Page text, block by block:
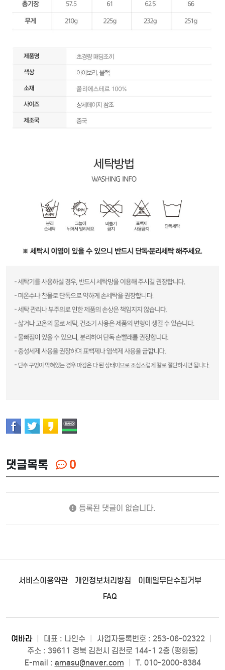
댓글목록 0
등록된 댓글이 없습니다.
서비스이용약관 개인정보처리방침
이메일무단수집거부
FAQ
여바라 대표 : 나인수 사업자등록번호 : 253-06-02322
주소 : 39611 경북 김천시 김천로 144-1 2층 (평화동)
E-mail : amasu@naver.com T. 010-2000-8384